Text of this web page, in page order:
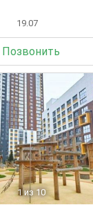
19.07
Позвонить
1 из 10